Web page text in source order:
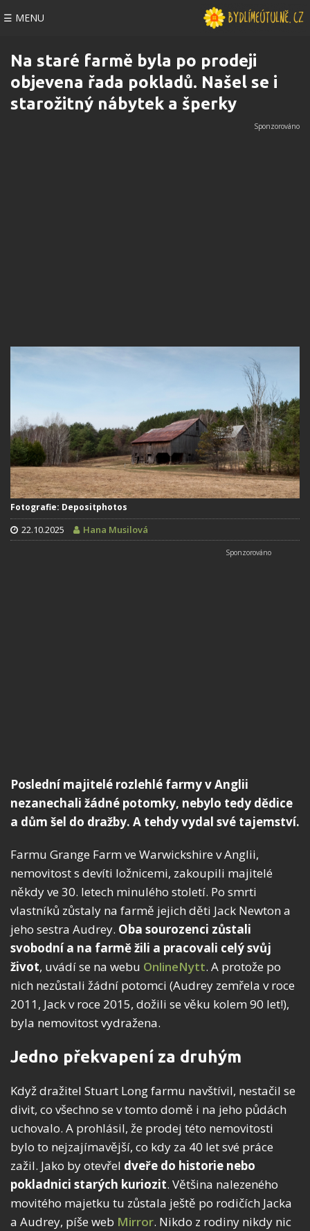
☰ MENU
Na staré farmě byla po prodeji
objevena řada pokladů. Našel se i
starožitný nábytek a šperky
Fotografie: Depositphotos
22.10.2025 Hana Musilová
Poslední majitelé rozlehlé farmy v Anglii
nezanechali žádné potomky, nebylo tedy dědice
a dům šel do dražby. A tehdy vydal své tajemství.
Farmu Grange Farm ve Warwickshire v Anglii,
nemovitost s devíti ložnicemi, zakoupili majitelé
někdy ve 30. letech minulého století. Po smrti
vlastníků zůstaly na farmě jejich děti Jack Newton a
jeho sestra Audrey. Oba sourozenci zůstali
svobodní a na farmě žili a pracovali celý svůj
život, uvádí se na webu OnlineNytt. A protože po
nich nezůstali žádní potomci (Audrey zemřela v roce
2011, Jack v roce 2015, dožili se věku kolem 90 let!),
byla nemovitost vydražena.
Jedno překvapení za druhým
Když dražitel Stuart Long farmu navštívil, nestačil se
divit, co všechno se v tomto domě i na jeho půdách
uchovalo. A prohlásil, že prodej této nemovitosti
bylo to nejzajímavější, co kdy za 40 let své práce
zažil. Jako by otevřel dveře do historie nebo
pokladnici starých kuriozit. Většina nalezeného
movitého majetku tu zůstala ještě po rodičích Jacka
a Audrey, píše web Mirror. Nikdo z rodiny nikdy nic